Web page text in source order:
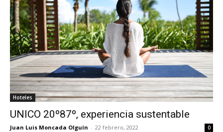
Hoteles
UNICO 20º87º, experiencia sustentable
Juan Luis Moncada Olguín - 22 febrero, 2022 0